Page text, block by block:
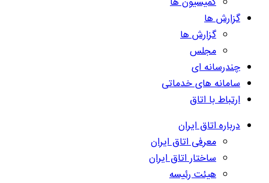
گزارش ها
گزارش ها
مجلس
چندرسانه ای
سامانه های خدماتی
ارتباط با اتاق
درباره اتاق ایران
معرفی اتاق ایران
ساختار اتاق ایران
هیئت رئیسه